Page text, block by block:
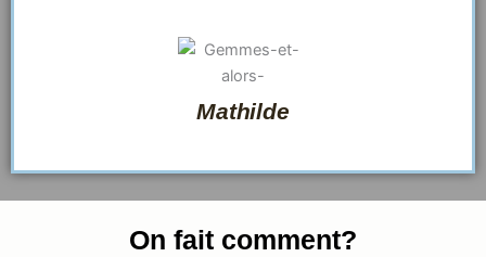
Mathilde
On fait comment?